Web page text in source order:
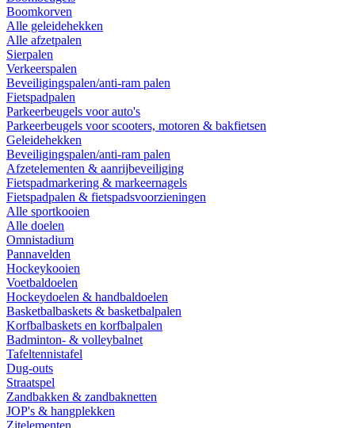
Boomkorven
Alle geleidehekken
Alle afzetpalen
Sierpalen
Verkeerspalen
Beveiligingspalen/anti-ram palen
Fietspadpalen
Parkeerbeugels voor auto's
Parkeerbeugels voor scooters, motoren & bakfietsen
Geleidehekken
Beveiligingspalen/anti-ram palen
Afzetelementen & aanrijbeveiliging
Fietspadmarkering & markeernagels
Fietspadpalen & fietspadsvoorzieningen
Alle sportkooien
Alle doelen
Omnistadium
Pannavelden
Hockeykooien
Voetbaldoelen
Hockeydoelen & handbaldoelen
Basketbalbaskets & basketbalpalen
Korfbalbaskets en korfbalpalen
Badminton- & volleybalnet
Tafeltennistafel
Dug-outs
Straatspel
Zandbakken & zandbaknetten
JOP's & hangplekken
Zitelementen